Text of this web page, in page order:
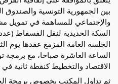
بين الجمهورية التونسية والصندوق
والإجتماعي للمساهمة في تمويل
الساعة العاشرة صباحا، مع برمجة
الاقتصاد والتخطيط كنقطة ثانية
ثم تداول المكتب بخصوص برمجة